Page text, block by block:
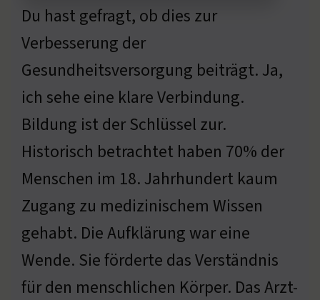
Du hast gefragt, ob dies zur
Verbesserung der
Gesundheitsversorgung beiträgt. Ja,
ich sehe eine klare Verbindung.
Bildung ist der Schlüssel zur.
Historisch betrachtet haben 70% der
Menschen im 18. Jahrhundert kaum
Zugang zu medizinischem Wissen
gehabt. Die Aufklärung war eine
Wende. Sie förderte das Verständnis
für den menschlichen Körper. Das Arzt-